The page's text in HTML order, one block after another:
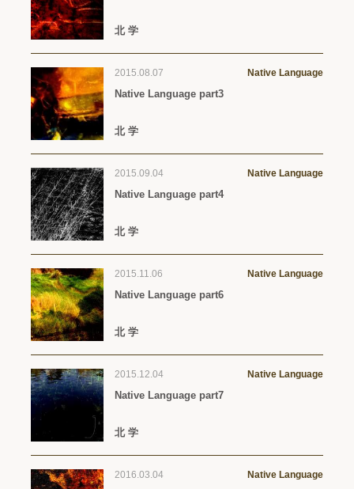
北 学
2015.08.07 Native Language
Native Language part3
北 学
2015.09.04 Native Language
Native Language part4
北 学
2015.11.06 Native Language
Native Language part6
北 学
2015.12.04 Native Language
Native Language part7
北 学
2016.03.04 Native Language